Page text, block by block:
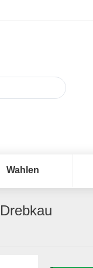
Wahlen